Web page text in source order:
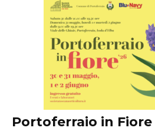
Portoferraio in Fiore